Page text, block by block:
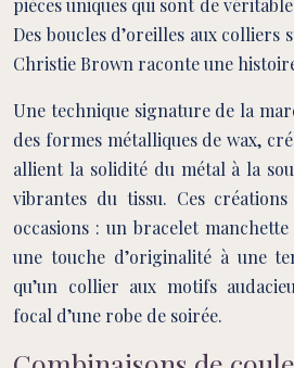
pièces uniques qui sont de
Des boucles d’oreilles aux colliers
Christie Brown raconte une
Une technique signature de la
des formes métalliques de wax,
allient la solidité du métal à la
vibrantes du tissu. Ces créations
occasions : un bracelet
une touche d’originalité à une
qu’un collier aux motifs
focal d’une robe de soirée.